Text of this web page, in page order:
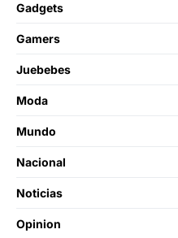
Gadgets
Gamers
Juebebes
Moda
Mundo
Nacional
Noticias
Opinion